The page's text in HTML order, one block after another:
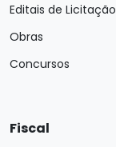
Editais de Licitação
Obras
Concursos
Fiscal